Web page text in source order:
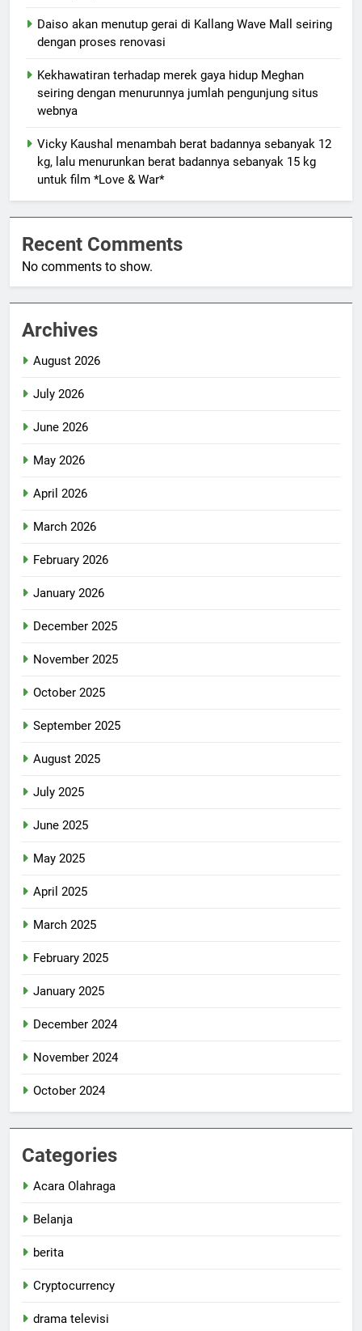
Daiso akan menutup gerai di Kallang Wave Mall seiring
dengan proses renovasi
Kekhawatiran terhadap merek gaya hidup Meghan
seiring dengan menurunnya jumlah pengunjung situs
webnya
Vicky Kaushal menambah berat badannya sebanyak 12
kg, lalu menurunkan berat badannya sebanyak 15 kg
untuk film *Love & War*
Recent Comments
No comments to show.
Archives
August 2026
July 2026
June 2026
May 2026
April 2026
March 2026
February 2026
January 2026
December 2025
November 2025
October 2025
September 2025
August 2025
July 2025
June 2025
May 2025
April 2025
March 2025
February 2025
January 2025
December 2024
November 2024
October 2024
Categories
Acara Olahraga
Belanja
berita
Cryptocurrency
drama televisi